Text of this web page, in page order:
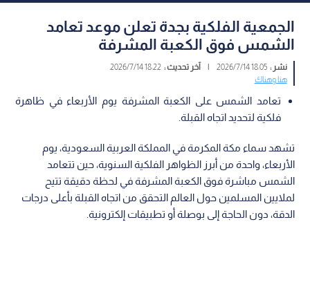
الجمعية الفلكية بجدة تعلن موعد تعامد
الشمس فوق الكعبة المشرفة
نشر :18:05 2026/7/14
| آخر تحديث :18:22 2026/7/14
هنا وهناك
تعامد الشمس على الكعبة المشرفة يوم الأربعاء في ظاهرة
فلكية لتحديد اتجاه القبلة.
تشهد سماء مكة المكرمة في المملكة العربية السعودية، يوم
الأربعاء، واحدة من أبرز الظواهر الفلكية السنوية، حين تتعامد
الشمس مباشرة فوق الكعبة المشرفة في لحظة دقيقة تتيح
لملايين المسلمين حول العالم التحقق من اتجاه القبلة بأعلى درجات
الدقة، دون الحاجة إلى بوصلة أو تطبيقات إلكترونية.